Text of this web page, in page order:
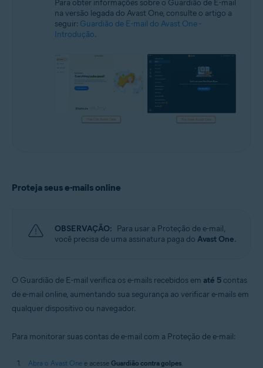
Para obter informações sobre o Guardião de E-mail
na versão legada do Avast One, consulte o artigo a
seguir: Guardião de E-mail do Avast One -
Introdução.
Proteja seus e-mails online
OBSERVAÇÃO: Para usar a Proteção de e-mail,
você precisa de uma assinatura paga do Avast One.
O Guardião de E-mail verifica os e-mails recebidos em até 5 contas
de e-mail online, aumentando sua segurança ao verificar e-mails em
qualquer dispositivo ou navegador.
Para monitorar suas contas de e-mail com a Proteção de e-mail:
Abra o Avast One e acesse Guardião contra golpes